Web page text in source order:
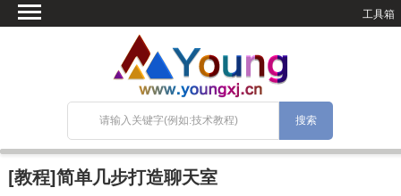
工具箱
网站搭建
关于Blog
[教程]简单几步打造聊天室